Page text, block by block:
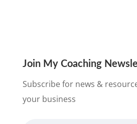
Join My Coaching
Subscribe for news &
your business